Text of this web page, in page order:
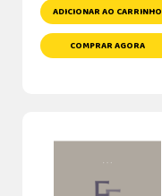
ADICIONAR AO CARRINHO
COMPRAR AGORA